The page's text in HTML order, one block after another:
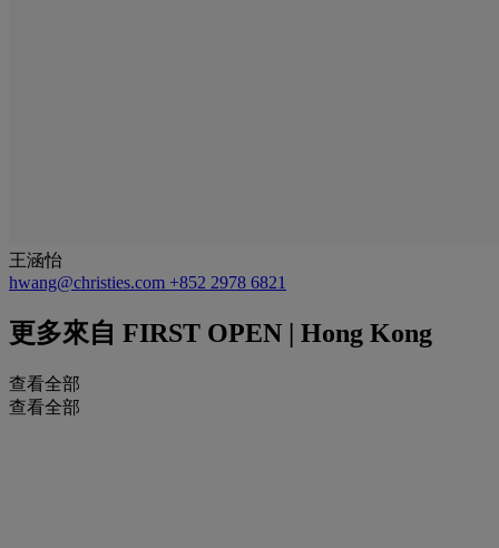
王涵怡
hwang@christies.com +852 2978 6821
更多來自 FIRST OPEN | Hong Kong
查看全部
查看全部